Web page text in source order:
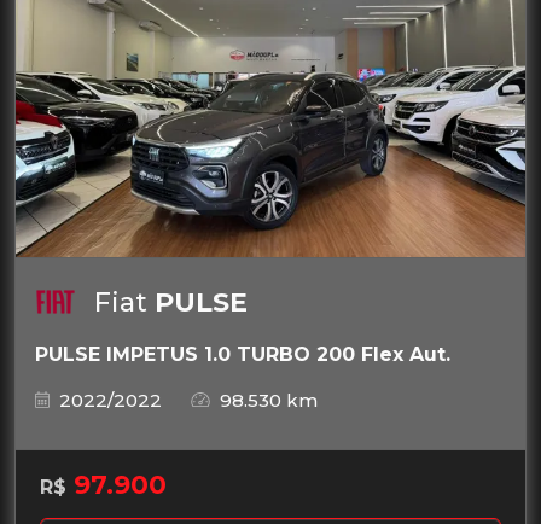
Fiat PULSE
PULSE IMPETUS 1.0 TURBO 200 Flex Aut.
2022/2022
98.530 km
R$ 97.900